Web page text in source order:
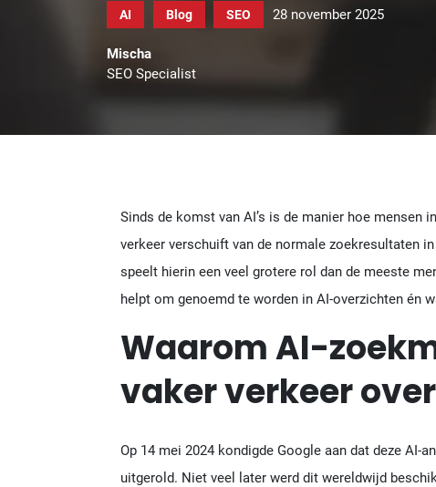
AI Blog SEO 28 november 2025
Mischa
SEO Specialist
Sinds de komst van AI’s is de manier hoe mensen
verkeer verschuift van de normale zoekresultaten in
speelt hierin een veel grotere rol dan de meeste
helpt om genoemd te worden in AI-overzichten én
Waarom AI-
vaker verkeer
Op 14 mei 2024 kondigde Google aan dat deze AI-
uitgerold. Niet veel later werd dit wereldwijd